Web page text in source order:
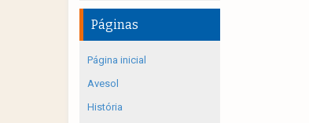
Páginas
Página inicial
Avesol
História